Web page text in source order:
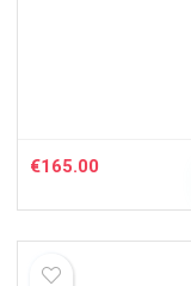
€165.00